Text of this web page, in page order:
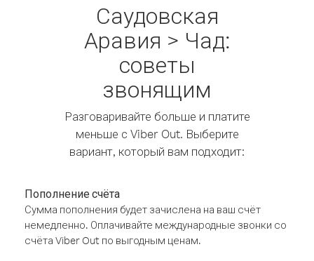
Саудовская
Аравия > Чад:
советы
звонящим
Разговаривайте больше и платите
меньше с Viber Out. Выберите
вариант, который вам подходит:
Пополнение счёта
Сумма пополнения будет зачислена на ваш счёт
немедленно. Оплачивайте международные звонки со
счёта Viber Out по выгодным ценам.